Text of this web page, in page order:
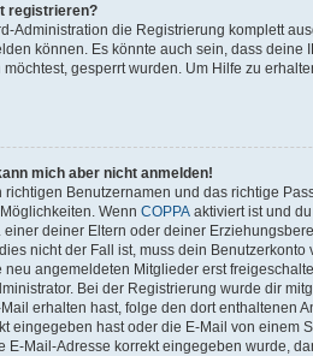
registrieren?
Administration die Registrierung komplett
können. Es könnte auch sein, dass deine
gesperrt wurden. Um Hilfe zu
mich aber nicht anmelden!
richtigen Benutzernamen und das richtige
Wenn COPPA aktiviert ist und
einer deiner Eltern oder deiner
nicht der Fall ist, muss dein
angemeldeten Mitglieder erst
Bei der Registrierung wurde dir
erhalten hast, folge den dort enthaltenen
eingegeben hast oder die E-Mail von einem
E-Mail-Adresse korrekt eingegeben wurde,